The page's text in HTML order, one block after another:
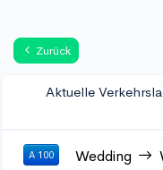
Zurück
Aktuelle
A 100 Wedding